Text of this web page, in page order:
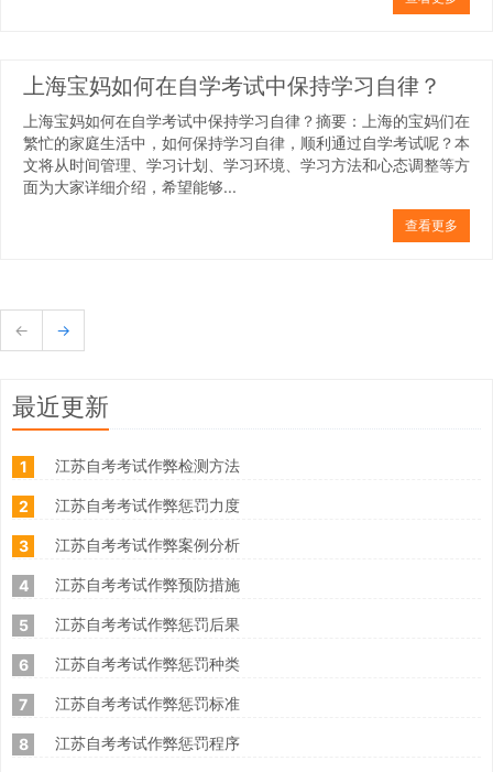
上海宝妈如何在自学考试中保持学习自律？
上海宝妈如何在自学考试中保持学习自律？摘要：上海的宝妈们在
繁忙的家庭生活中，如何保持学习自律，顺利通过自学考试呢？本
文将从时间管理、学习计划、学习环境、学习方法和心态调整等方
面为大家详细介绍，希望能够...
查看更多
← →
最近更新
1 江苏自考考试作弊检测方法
2 江苏自考考试作弊惩罚力度
3 江苏自考考试作弊案例分析
4 江苏自考考试作弊预防措施
5 江苏自考考试作弊惩罚后果
6 江苏自考考试作弊惩罚种类
7 江苏自考考试作弊惩罚标准
8 江苏自考考试作弊惩罚程序